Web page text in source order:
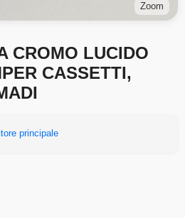
Zoom
CROMO LUCIDO
CASSETTI,
principale